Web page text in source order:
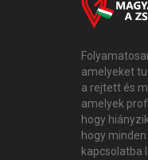
amelyeket
a rejtett és
amelyek
hogy
hogy
kapcsolatba